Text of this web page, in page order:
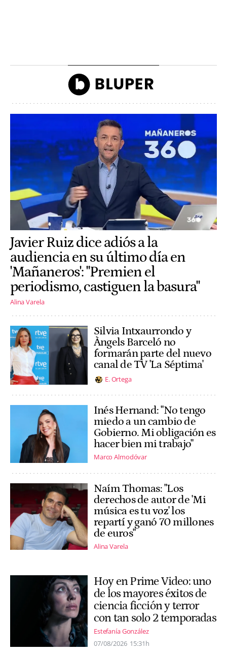
Javier Ruiz dice adiós a la
audiencia en su último día en
'Mañaneros': "Premien el
periodismo, castiguen la basura"
Alina Varela
Silvia Intxaurrondo y
Àngels Barceló no
formarán parte del nuevo
canal de TV 'La Séptima'
E. Ortega
Inés Hernand: "No tengo
miedo a un cambio de
Gobierno. Mi obligación es
hacer bien mi trabajo"
Marco Almodóvar
Naím Thomas: "Los
derechos de autor de 'Mi
música es tu voz' los
repartí y ganó 70 millones
de euros"
Alina Varela
Hoy en Prime Video: uno
de los mayores éxitos de
ciencia ficción y terror
con tan solo 2 temporadas
Estefanía González
07/08/2026 15:31h